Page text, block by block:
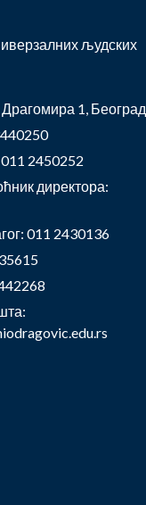
људских
1, Београд
2450252
директора:
011 2430136